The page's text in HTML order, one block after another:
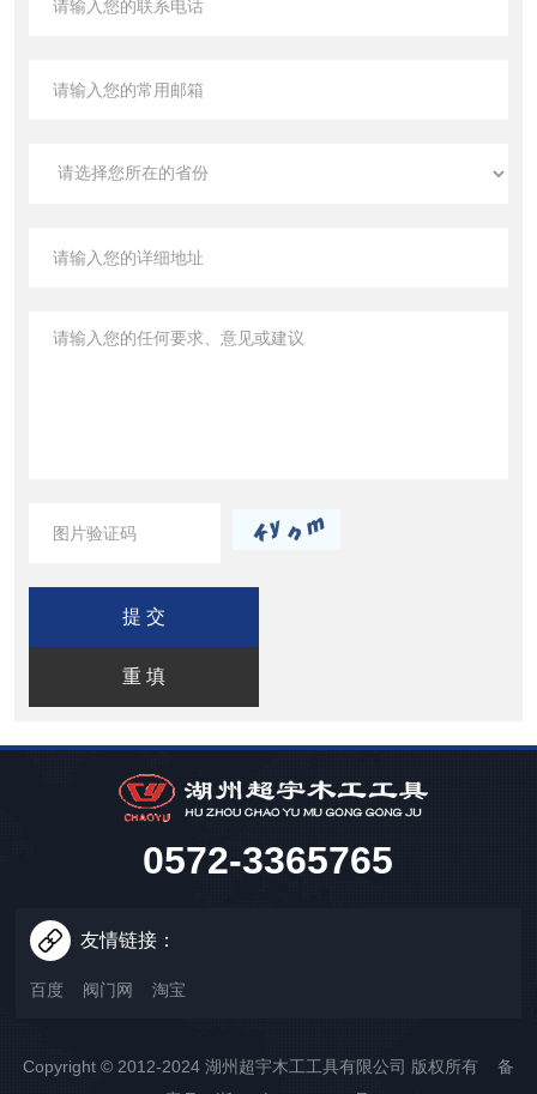
0572-3365765
友情链接：
百度 阀门网 淘宝
Copyright © 2012-2024 湖州超宇木工工具有限公司 版权所有 备